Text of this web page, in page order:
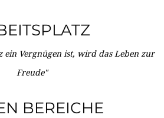
ein Vergnügen ist, wird das Leben zur
Freude"
BEREICHE